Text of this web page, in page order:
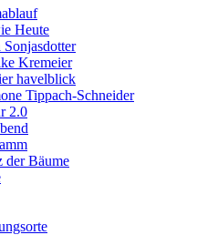
Heute
Sonjasdotter
Kremeier
havelblick
Tippach-Schneider
2.0
der Bäume